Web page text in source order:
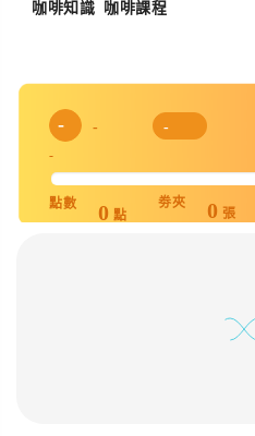
咖啡知識 咖啡課程
- - -
-
點數 劵夾
0 點 0 張